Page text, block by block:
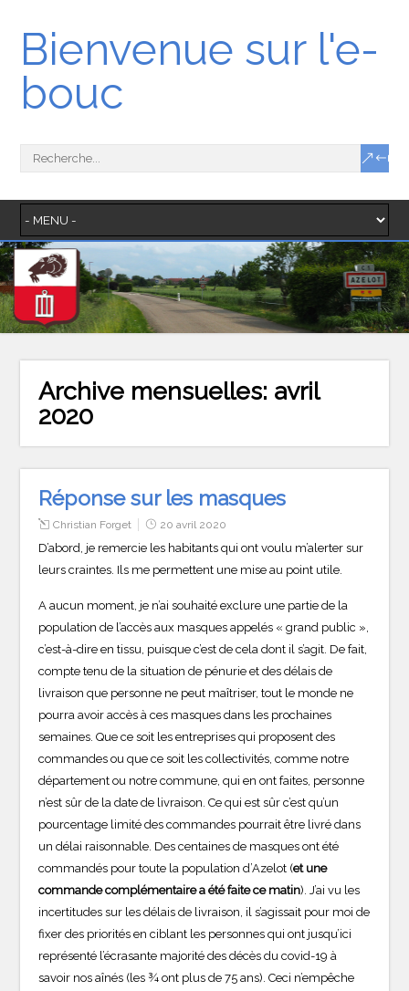
Bienvenue sur l'e-
bouc
Archive mensuelles: avril
2020
Réponse sur les masques
Christian Forget 20 avril 2020
D’abord, je remercie les habitants qui ont voulu m’alerter sur
leurs craintes. Ils me permettent une mise au point utile.
A aucun moment, je n’ai souhaité exclure une partie de la
population de l’accès aux masques appelés « grand public »,
c’est-à-dire en tissu, puisque c’est de cela dont il s’agit. De fait,
compte tenu de la situation de pénurie et des délais de
livraison que personne ne peut maîtriser, tout le monde ne
pourra avoir accès à ces masques dans les prochaines
semaines. Que ce soit les entreprises qui proposent des
commandes ou que ce soit les collectivités, comme notre
département ou notre commune, qui en ont faites, personne
n’est sûr de la date de livraison. Ce qui est sûr c’est qu’un
pourcentage limité des commandes pourrait être livré dans
un délai raisonnable. Des centaines de masques ont été
commandés pour toute la population d’Azelot (et une
commande complémentaire a été faite ce matin). J’ai vu les
incertitudes sur les délais de livraison, il s’agissait pour moi de
fixer des priorités en ciblant les personnes qui ont jusqu’ici
représenté l’écrasante majorité des décès du covid-19 à
savoir nos aînés (les ¾ ont plus de 75 ans). Ceci n’empêche